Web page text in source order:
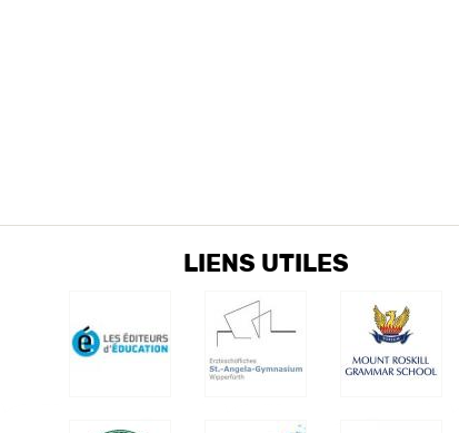
LIENS UTILES